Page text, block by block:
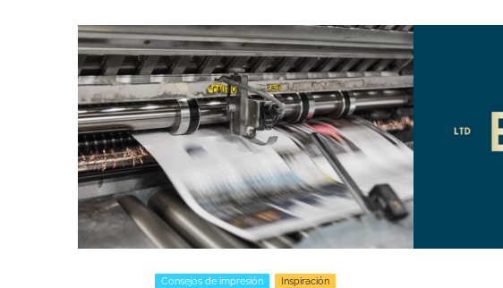
Consejos de impresión Inspiración